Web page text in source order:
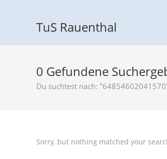
TuS Rauenthal
0 Gefundene
Du suchtest nach:
Sorry, but nothing matched your